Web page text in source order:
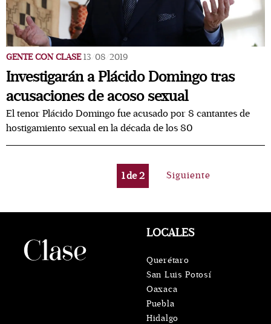
GENTE CON CLASE 13/08/2019
Investigarán a Plácido Domingo tras
acusaciones de acoso sexual
El tenor Plácido Domingo fue acusado por 8 cantantes de
hostigamiento sexual en la década de los 80
1de2 Siguiente
LOCALES
Querétaro
San Luis Potosí
Oaxaca
Puebla
Hidalgo